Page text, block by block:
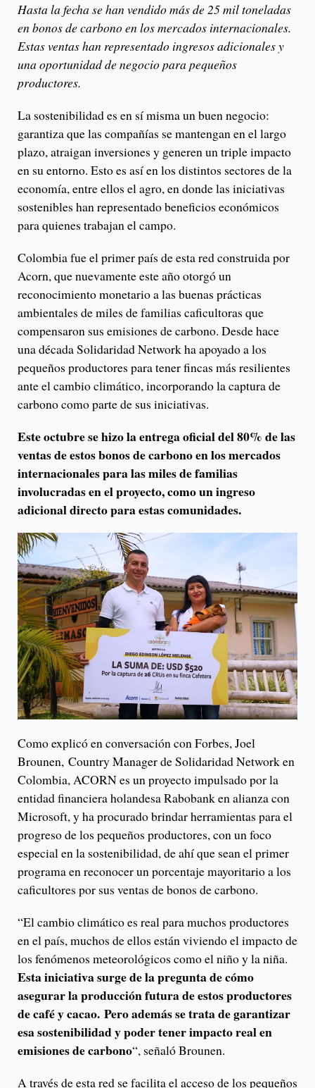
Hasta la fecha se han vendido más de 25 mil toneladas
en bonos de carbono en los mercados internacionales.
Estas ventas han representado ingresos adicionales y
una oportunidad de negocio para pequeños
productores.
La sostenibilidad es en sí misma un buen negocio:
garantiza que las compañías se mantengan en el largo
plazo, atraigan inversiones y generen un triple impacto
en su entorno. Esto es así en los distintos sectores de la
economía, entre ellos el agro, en donde las iniciativas
sostenibles han representado beneficios económicos
para quienes trabajan el campo.
Colombia fue el primer país de esta red construida por
Acorn, que nuevamente este año otorgó un
reconocimiento monetario a las buenas prácticas
ambientales de miles de familias caficultoras que
compensaron sus emisiones de carbono. Desde hace
una década Solidaridad Network ha apoyado a los
pequeños productores para tener fincas más resilientes
ante el cambio climático, incorporando la captura de
carbono como parte de sus iniciativas.
Este octubre se hizo la entrega oficial del 80% de las
ventas de estos bonos de carbono en los mercados
internacionales para las miles de familias
involucradas en el proyecto, como un ingreso
adicional directo para estas comunidades.
Como explicó en conversación con Forbes, Joel
Brounen, Country Manager de Solidaridad Network en
Colombia, ACORN es un proyecto impulsado por la
entidad financiera holandesa Rabobank en alianza con
Microsoft, y ha procurado brindar herramientas para el
progreso de los pequeños productores, con un foco
especial en la sostenibilidad, de ahí que sean el primer
programa en reconocer un porcentaje mayoritario a los
caficultores por sus ventas de bonos de carbono.
“El cambio climático es real para muchos productores
en el país, muchos de ellos están viviendo el impacto de
los fenómenos meteorológicos como el niño y la niña.
Esta iniciativa surge de la pregunta de cómo
asegurar la producción futura de estos productores
de café y cacao. Pero además se trata de garantizar
esa sostenibilidad y poder tener impacto real en
emisiones de carbono“, señaló Brounen.
A través de esta red se facilita el acceso de los pequeños